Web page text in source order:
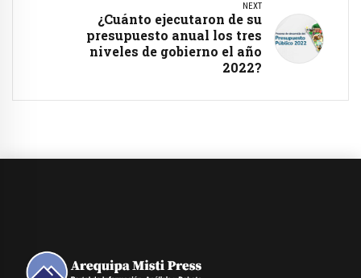
NEXT
¿Cuánto ejecutaron de su
presupuesto anual los tres
niveles de gobierno el año
2022?